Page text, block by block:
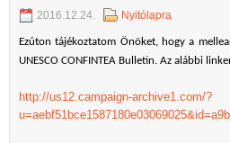
2016.12.24. Nyitólapra
Ezúton tájékoztatom Önöket, hogy a
UNESCO CONFINTEA Bulletin. Az alábbi
http://us12.campaign-archive1.com/?